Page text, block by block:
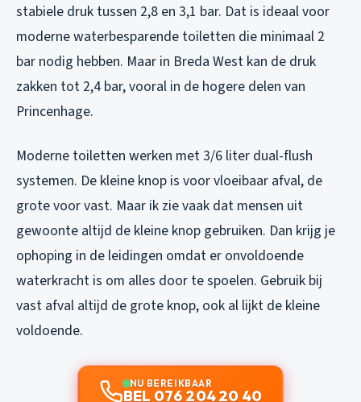
stabiele druk tussen 2,8 en 3,1 bar. Dat is ideaal voor
moderne waterbesparende toiletten die minimaal 2
bar nodig hebben. Maar in Breda West kan de druk
zakken tot 2,4 bar, vooral in de hogere delen van
Princenhage.
Moderne toiletten werken met 3/6 liter dual-flush
systemen. De kleine knop is voor vloeibaar afval, de
grote voor vast. Maar ik zie vaak dat mensen uit
gewoonte altijd de kleine knop gebruiken. Dan krijg je
ophoping in de leidingen omdat er onvoldoende
waterkracht is om alles door te spoelen. Gebruik bij
vast afval altijd de grote knop, ook al lijkt de kleine
voldoende.
NU BEREIKBAAR
BEL 076 204 20 40